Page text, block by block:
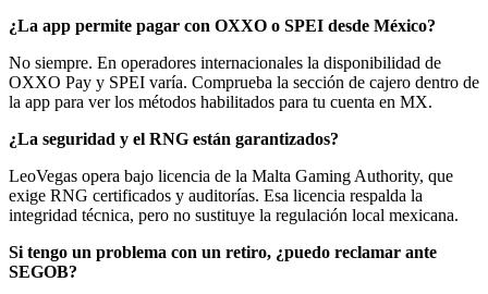
¿La app permite pagar con OXXO o SPEI desde México?
No siempre. En operadores internacionales la disponibilidad de
OXXO Pay y SPEI varía. Comprueba la sección de cajero dentro de
la app para ver los métodos habilitados para tu cuenta en MX.
¿La seguridad y el RNG están garantizados?
LeoVegas opera bajo licencia de la Malta Gaming Authority, que
exige RNG certificados y auditorías. Esa licencia respalda la
integridad técnica, pero no sustituye la regulación local mexicana.
Si tengo un problema con un retiro, ¿puedo reclamar ante
SEGOB?